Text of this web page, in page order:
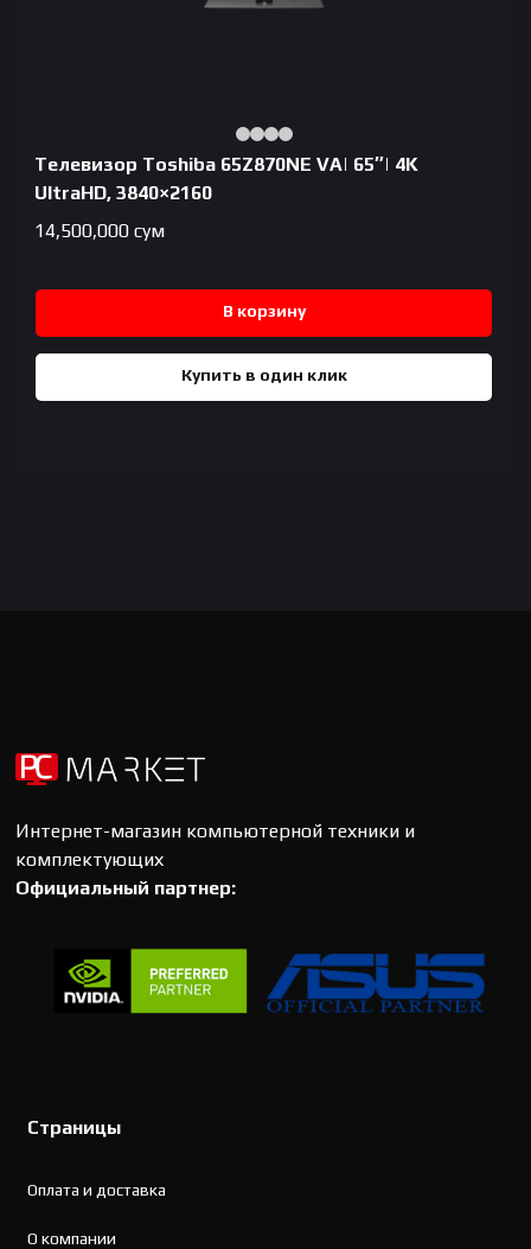
Телевизор Toshiba 65Z870NE VA| 65″| 4K
UltraHD, 3840×2160
14,500,000 сум
В корзину
Купить в один клик
Интернет-магазин компьютерной техники и
комплектующих
Официальный партнер:
Страницы
Оплата и доставка
О компании